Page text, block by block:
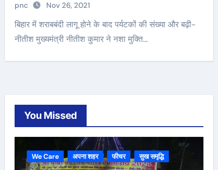
pnc Nov 26, 2021
बिहार में शराबबंदी लागू होने के बाद पर्यटकों की संख्या और बढ़ी-
नीतीश मुख्यमंत्री नीतीश कुमार ने नशा मुक्ति…
You Missed
We Care अपना शहर फीचर सुख समृद्धि